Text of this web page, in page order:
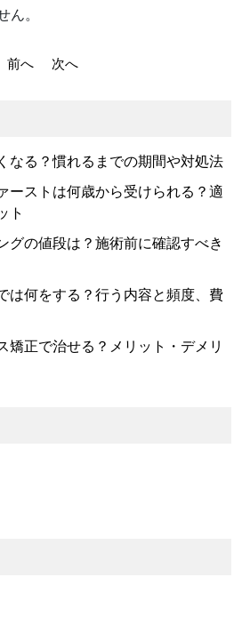
ん。
前へ 次へ
なる？慣れるまでの期間や対処法
ーストは何歳から受けられる？適
ト
グの値段は？施術前に確認すべき
は何をする？行う内容と頻度、費
矯正で治せる？メリット・デメリ